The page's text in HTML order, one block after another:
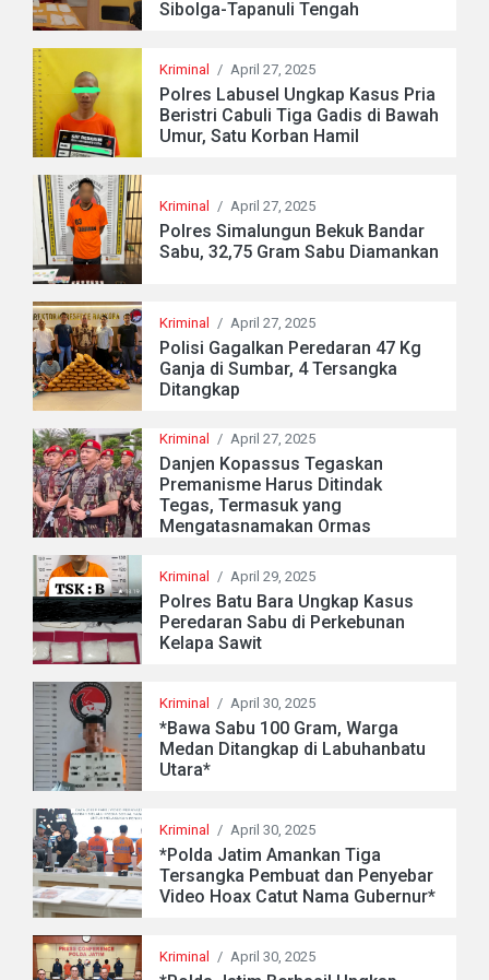
Sibolga-Tapanuli Tengah
Kriminal / April 27, 2025
Polres Labusel Ungkap Kasus Pria
Beristri Cabuli Tiga Gadis di Bawah
Umur, Satu Korban Hamil
Kriminal / April 27, 2025
Polres Simalungun Bekuk Bandar
Sabu, 32,75 Gram Sabu Diamankan
Kriminal / April 27, 2025
Polisi Gagalkan Peredaran 47 Kg
Ganja di Sumbar, 4 Tersangka
Ditangkap
Kriminal / April 27, 2025
Danjen Kopassus Tegaskan
Premanisme Harus Ditindak
Tegas, Termasuk yang
Mengatasnamakan Ormas
Kriminal / April 29, 2025
Polres Batu Bara Ungkap Kasus
Peredaran Sabu di Perkebunan
Kelapa Sawit
Kriminal / April 30, 2025
*Bawa Sabu 100 Gram, Warga
Medan Ditangkap di Labuhanbatu
Utara*
Kriminal / April 30, 2025
*Polda Jatim Amankan Tiga
Tersangka Pembuat dan Penyebar
Video Hoax Catut Nama Gubernur*
Kriminal / April 30, 2025